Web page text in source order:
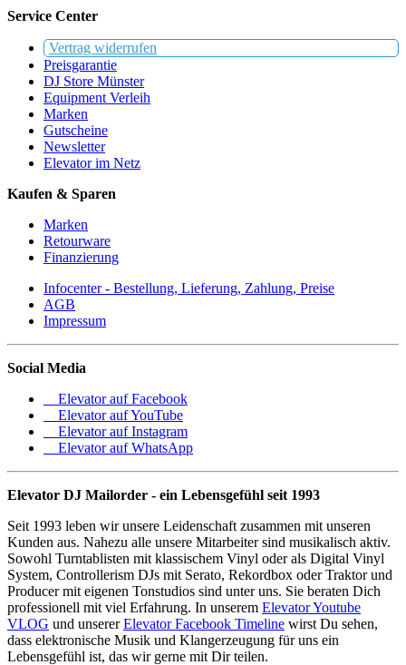
Service Center
Vertrag widerrufen
Preisgarantie
DJ Store Münster
Equipment Verleih
Marken
Gutscheine
Newsletter
Elevator im Netz
Kaufen & Sparen
Marken
Retourware
Finanzierung
Infocenter - Bestellung, Lieferung, Zahlung, Preise
AGB
Impressum
Social Media
Elevator auf Facebook
Elevator auf YouTube
Elevator auf Instagram
Elevator auf WhatsApp
Elevator DJ Mailorder - ein Lebensgefühl seit 1993
Seit 1993 leben wir unsere Leidenschaft zusammen mit unseren
Kunden aus. Nahezu alle unsere Mitarbeiter sind musikalisch aktiv.
Sowohl Turntablisten mit klassischem Vinyl oder als Digital Vinyl
System, Controllerism DJs mit Serato, Rekordbox oder Traktor und
Producer mit eigenen Tonstudios sind unter uns. Sie beraten Dich
professionell mit viel Erfahrung. In unserem Elevator Youtube
VLOG und unsererElevator Facebook Timeline wirst Du sehen,
dass elektronische Musik und Klangerzeugung für uns ein
Lebensgefühl ist, das wir gerne mit Dir teilen.